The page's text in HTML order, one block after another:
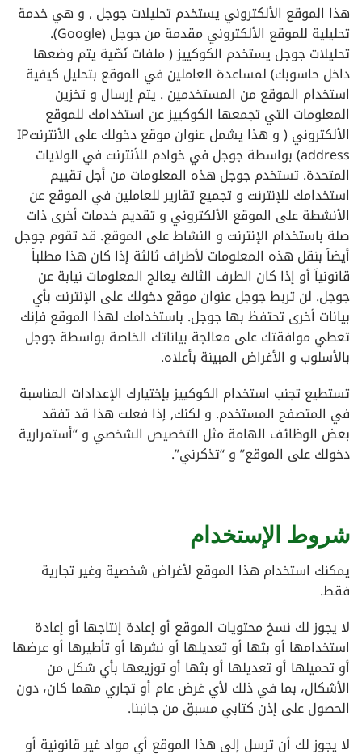
هذا الموقع الألكتروني يستخدم تحليلات جوجل , و هي خدمة
تحليلية للموقع الألكتروني مقدمة من جوجل (Google).
تحليلات جوجل يستخدم الكوكييز ( ملفات نَصّية يتم وضعها
داخل حاسوبك) لمساعدة العاملين في الموقع بتحليل كيفية
استخدام الموقع من المستخدمين . يتم إرسال و تخزين
المعلومات التي تجمعها الكوكييز عن استخدامك للموقع
الألكتروني ( و هذا يشمل عنوان موقع دخولك على الأنترنتIP
address) بواسطة جوجل في خوادم للأنترنت في الولايات
المتحدة. تستخدم جوجل هذه المعلومات من أجل تقييم
استخدامك للإنترنت و تجميع تقارير للعاملين في الموقع عن
الأنشطة على الموقع الألكتروني و تقديم خدمات أخرى ذات
صلة باستخدام الإنترنت و النشاط على الموقع. قد تقوم جوجل
أيضاَ بنقل هذه المعلومات لأطراف ثالثة إذا كان هذا مطلباَ
قانونياَ أو إذا كان الطرف الثالث يعالج المعلومات نيابة عن
جوجل. لن تربط جوجل عنوان موقع دخولك على الإنترنت بأي
بيانات أخرى تحتفظ بها جوجل. باستخدامك لهذا الموقع فإنك
تعطي موافقتك على معالجة بياناتك الخاصة بواسطة جوجل
بالأسلوب و الأغراض المبينة بأعلاه.
تستطيع تجنب استخدام الكوكييز بإختيارك الإعدادات المناسبة
في المتصفح المستخدم. و لكنك, إذا فعلت هذا قد تفقد
بعض الوظائف الهامة مثل التخصيص الشخصي و “أستمرارية
دخولك على الموقع” و “تذكرني”.
شروط الإستخدام
يمكنك استخدام هذا الموقع لأغراض شخصية وغير تجارية
فقط.
لا يجوز لك نسخ محتويات الموقع أو إعادة إنتاجها أو إعادة
استخدامها أو بثها أو تعديلها أو نشرها أو تأطيرها أو عرضها
أو تحميلها أو تعديلها أو بثها أو توزيعها بأي شكل من
الأشكال، بما في ذلك لأي غرض عام أو تجاري مهما كان، دون
الحصول على إذن كتابي مسبق من جانبنا.
لا يجوز لك أن ترسل إلى هذا الموقع أي مواد غير قانونية أو